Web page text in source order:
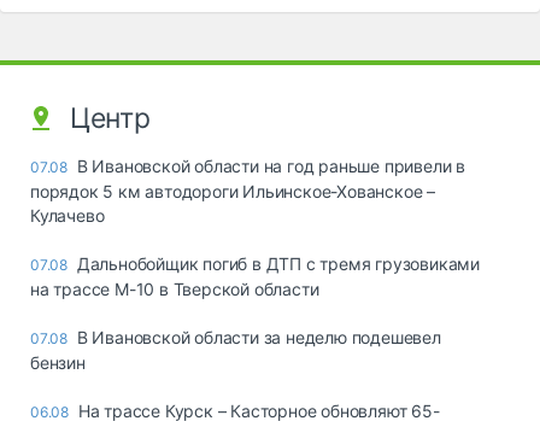
Центр
07.08 В Ивановской области на год раньше привели в
порядок 5 км автодороги Ильинское-Хованское –
Кулачево
07.08 Дальнобойщик погиб в ДТП с тремя грузовиками
на трассе М-10 в Тверской области
07.08 В Ивановской области за неделю подешевел
бензин
06.08 На трассе Курск – Касторное обновляют 65-